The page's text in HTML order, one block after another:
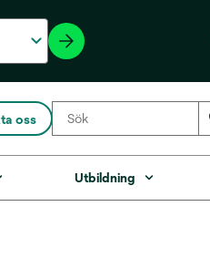
oss
Utbildning